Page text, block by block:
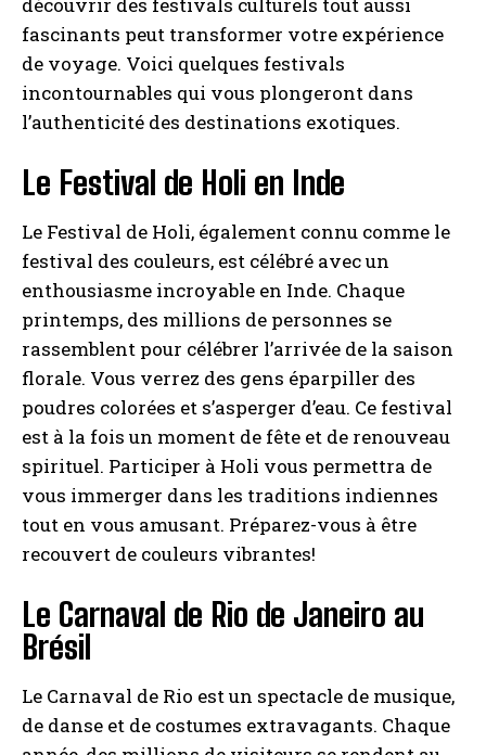
fascinants peut transformer votre expérience
de voyage. Voici quelques festivals
incontournables qui vous plongeront dans
l’authenticité des destinations exotiques.
Le Festival de Holi en Inde
Le Festival de Holi, également connu comme le
festival des couleurs, est célébré avec un
enthousiasme incroyable en Inde. Chaque
printemps, des millions de personnes se
rassemblent pour célébrer l’arrivée de la saison
florale. Vous verrez des gens éparpiller des
poudres colorées et s’asperger d’eau. Ce festival
est à la fois un moment de fête et de renouveau
spirituel. Participer à Holi vous permettra de
vous immerger dans les traditions indiennes
tout en vous amusant. Préparez-vous à être
recouvert de couleurs vibrantes!
Le Carnaval de Rio de Janeiro au
Brésil
Le Carnaval de Rio est un spectacle de musique,
de danse et de costumes extravagants. Chaque